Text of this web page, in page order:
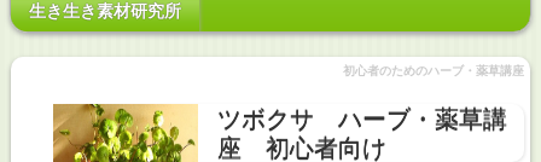
生き生き素材研究所
初心者のためのハーブ・薬草講座
ツボクサ ハーブ・薬草講
座 初心者向け